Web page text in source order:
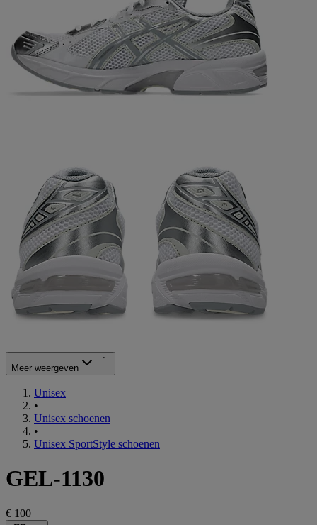
Meer weergeven
Unisex
•
Unisex schoenen
•
Unisex SportStyle schoenen
GEL-1130
€ 100